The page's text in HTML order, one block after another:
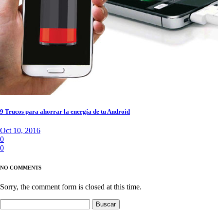
9 Trucos para ahorrar la energía de tu Android
Oct 10, 2016
0
0
NO COMMENTS
Sorry, the comment form is closed at this time.